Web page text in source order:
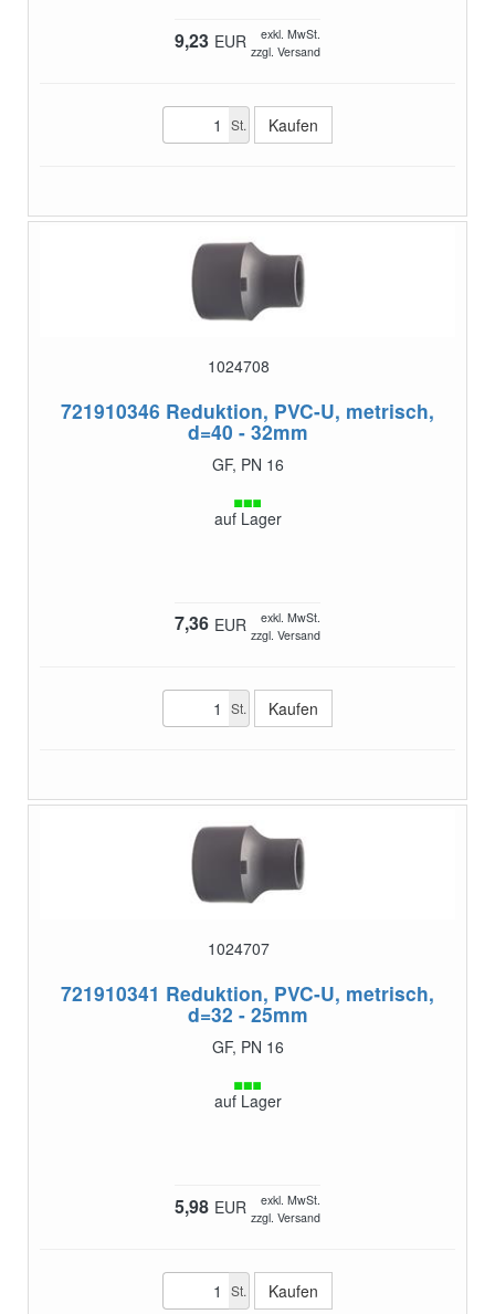
9,23 EUR
exkl. MwSt.
zzgl. Versand
St.
1024708
721910346 Reduktion, PVC-U, metrisch,
d=40 - 32mm
GF, PN 16
auf Lager
7,36 EUR
exkl. MwSt.
zzgl. Versand
St.
1024707
721910341 Reduktion, PVC-U, metrisch,
d=32 - 25mm
GF, PN 16
auf Lager
5,98 EUR
exkl. MwSt.
zzgl. Versand
St.